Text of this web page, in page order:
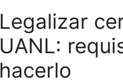
Legalizar
UANL:
hacerlo